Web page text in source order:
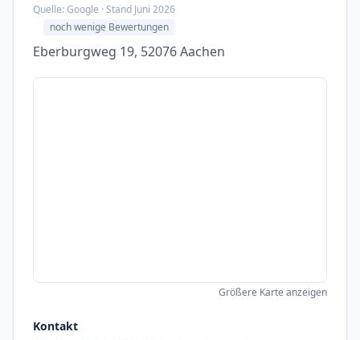
Quelle: Google · Stand Juni 2026
noch wenige Bewertungen
Eberburgweg 19, 52076 Aachen
Größere Karte anzeigen
Kontakt